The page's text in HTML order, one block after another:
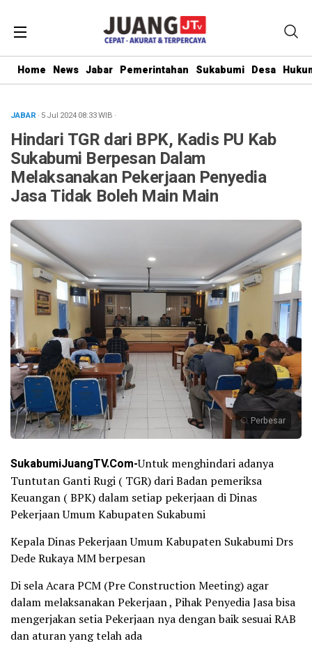
Home News Jabar Pemerintahan Sukabumi Desa
JABAR · 5 Jul 202408:33WIB ·
Hindari TGR dari BPK, Kadis PU Kab
Sukabumi Berpesan Dalam
Melaksanakan Pekerjaan Penyedia
Jasa Tidak Boleh Main Main
Perbesar
SukabumiJuangTV.Com-Untuk menghindari adanya
Tuntutan Ganti Rugi ( TGR) dari Badan pemeriksa
Keuangan ( BPK) dalam setiap pekerjaan di Dinas
Pekerjaan Umum Kabupaten Sukabumi
Kepala Dinas Pekerjaan Umum Kabupaten Sukabumi Drs
Dede Rukaya MM berpesan
Di sela Acara PCM (Pre Construction Meeting) agar
dalam melaksanakan Pekerjaan , Pihak Penyedia Jasa bisa
mengerjakan setia Pekerjaan nya dengan baik sesuai RAB
dan aturan yang telah ada